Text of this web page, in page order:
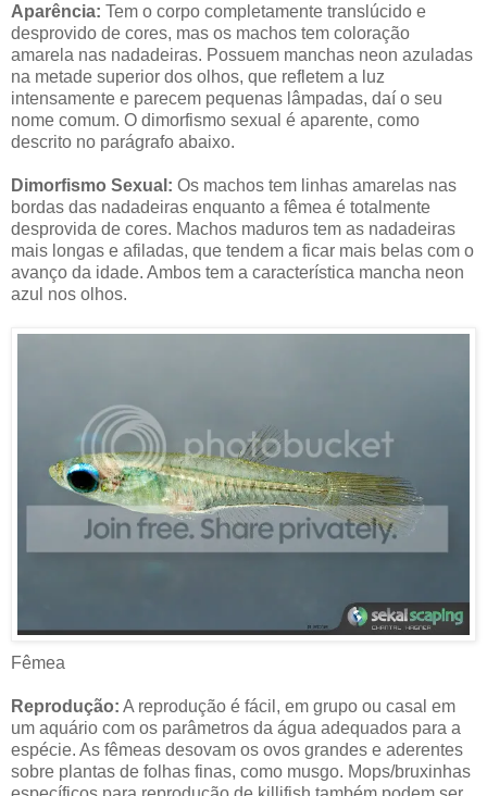
Aparência: Tem o corpo completamente translúcido e
desprovido de cores, mas os machos tem coloração
amarela nas nadadeiras. Possuem manchas neon azuladas
na metade superior dos olhos, que refletem a luz
intensamente e parecem pequenas lâmpadas, daí o seu
nome comum. O dimorfismo sexual é aparente, como
descrito no parágrafo abaixo.
Dimorfismo Sexual: Os machos tem linhas amarelas nas
bordas das nadadeiras enquanto a fêmea é totalmente
desprovida de cores. Machos maduros tem as nadadeiras
mais longas e afiladas, que tendem a ficar mais belas com o
avanço da idade. Ambos tem a característica mancha neon
azul nos olhos.
Fêmea
Reprodução: A reprodução é fácil, em grupo ou casal em
um aquário com os parâmetros da água adequados para a
espécie. As fêmeas desovam os ovos grandes e aderentes
sobre plantas de folhas finas, como musgo. Mops/bruxinhas